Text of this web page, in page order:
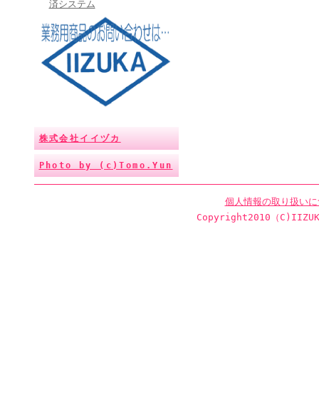
株式会社イイヅカ
Photo by (c)Tomo.Yun
個人情報の取り扱い
Copyright2010（